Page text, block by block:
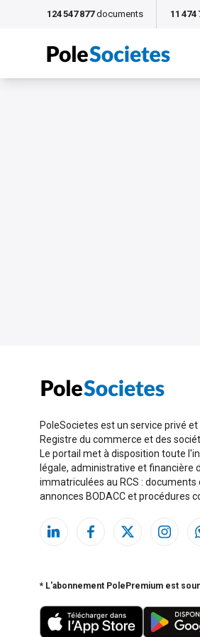
124 547 877 documents 11 474
PoleSocietes est un service privé
Registre du commerce et des
Le portail met à disposition toute
légale, administrative et financière
immatriculées au RCS : documents
annonces BODACC et procédures
* L'abonnement PolePremium est